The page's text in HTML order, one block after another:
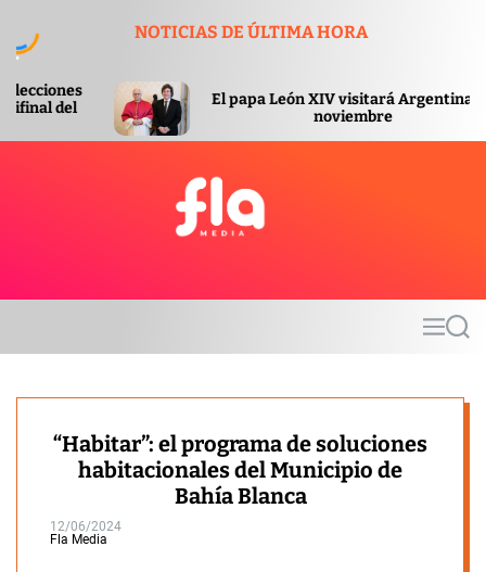
t
NOTICIAS DE ÚLTIMA HORA
El papa León XIV visitará Argentina en
noviembre
El
a
MS
“Habitar”: el programa de soluciones
habitacionales del Municipio de
Bahía Blanca
12/06/2024
Fla Media